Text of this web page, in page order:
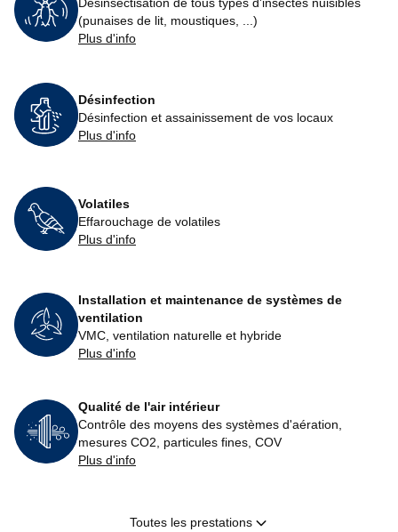
(punaises de lit, moustiques, ...)
Plus d'info
Désinfection
Désinfection et assainissement de vos locaux
Plus d'info
Volatiles
Effarouchage de volatiles
Plus d'info
Installation et maintenance de systèmes de
ventilation
VMC, ventilation naturelle et hybride
Plus d'info
Qualité de l'air intérieur
Contrôle des moyens des systèmes d'aération,
mesures CO2, particules fines, COV
Plus d'info
Traitement du radon
Toutes les prestations